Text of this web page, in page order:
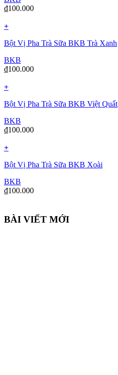
₫100.000
+
Bột Vị Pha Trà Sữa BKB Trà Xanh
BKB
₫100.000
+
Bột Vị Pha Trà Sữa BKB Việt Quất
BKB
₫100.000
+
Bột Vị Pha Trà Sữa BKB Xoài
BKB
₫100.000
BÀI VIẾT MỚI